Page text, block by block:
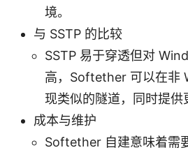
境。
与 SSTP 的比较
SSTP 易于穿透但对
高，Softether 可以在非
现类似的隧道，同时提供
成本与维护
Softether 自建意味着需